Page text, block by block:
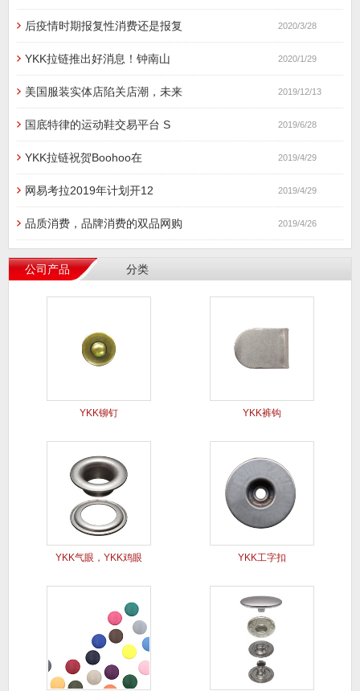
后疫情时期报复性消费还是报复 2020/3/28
YKK拉链推出好消息！钟南山 2020/1/29
美国服装实体店陷关店潮，未来 2019/12/13
国底特律的运动鞋交易平台 S 2019/6/28
YKK拉链祝贺Boohoo在 2019/4/29
网易考拉2019年计划开12 2019/4/29
品质消费，品牌消费的双品网购 2019/4/26
公司产品 分类
YKK铆钉 YKK裤钩
YKK气眼，YKK鸡眼 YKK工字扣